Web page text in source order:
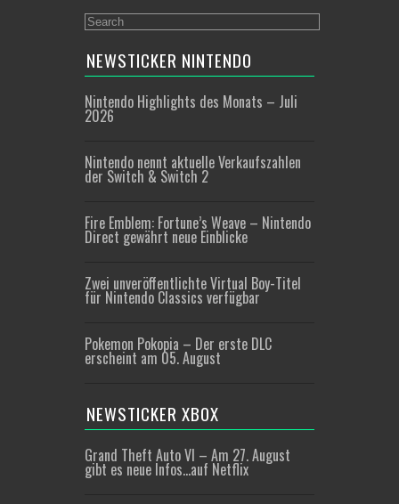
NEWSTICKER NINTENDO
Nintendo Highlights des Monats – Juli
2026
Nintendo nennt aktuelle Verkaufszahlen
der Switch & Switch 2
Fire Emblem: Fortune’s Weave – Nintendo
Direct gewährt neue Einblicke
Zwei unveröffentlichte Virtual Boy-Titel
für Nintendo Classics verfügbar
Pokemon Pokopia – Der erste DLC
erscheint am 05. August
NEWSTICKER XBOX
Grand Theft Auto VI – Am 27. August
gibt es neue Infos…auf Netflix